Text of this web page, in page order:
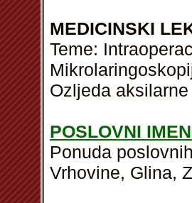
MEDICINSKI
Teme:
Ozljeda
POSLOVNI
Ponuda
Vrhovine, Glina,